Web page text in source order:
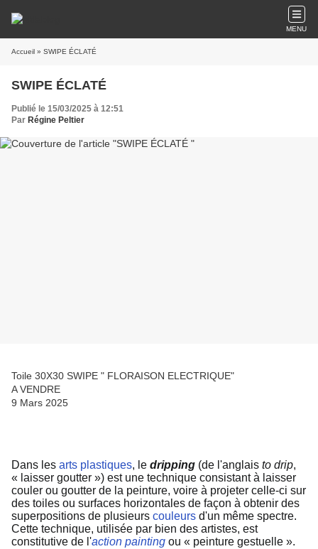
MENU
Accueil » SWIPE ÉCLATÉ
SWIPE ÉCLATÉ
Publié le 15/03/2025 à 12:51
Par Régine Peltier
Toile 30X30 SWIPE " FLORAISON ELECTRIQUE"
A VENDRE
9 Mars 2025
Dans les arts plastiques, le dripping (de l'anglais to drip,
« laisser goutter ») est une technique consistant à laisser
couler ou goutter de la peinture, voire à projeter celle-ci sur
des toiles ou surfaces horizontales de façon à obtenir des
superpositions de plusieurs couleurs d'un même spectre.
Cette technique, utilisée par bien des artistes, est
constitutive de l'action painting ou « peinture gestuelle ».